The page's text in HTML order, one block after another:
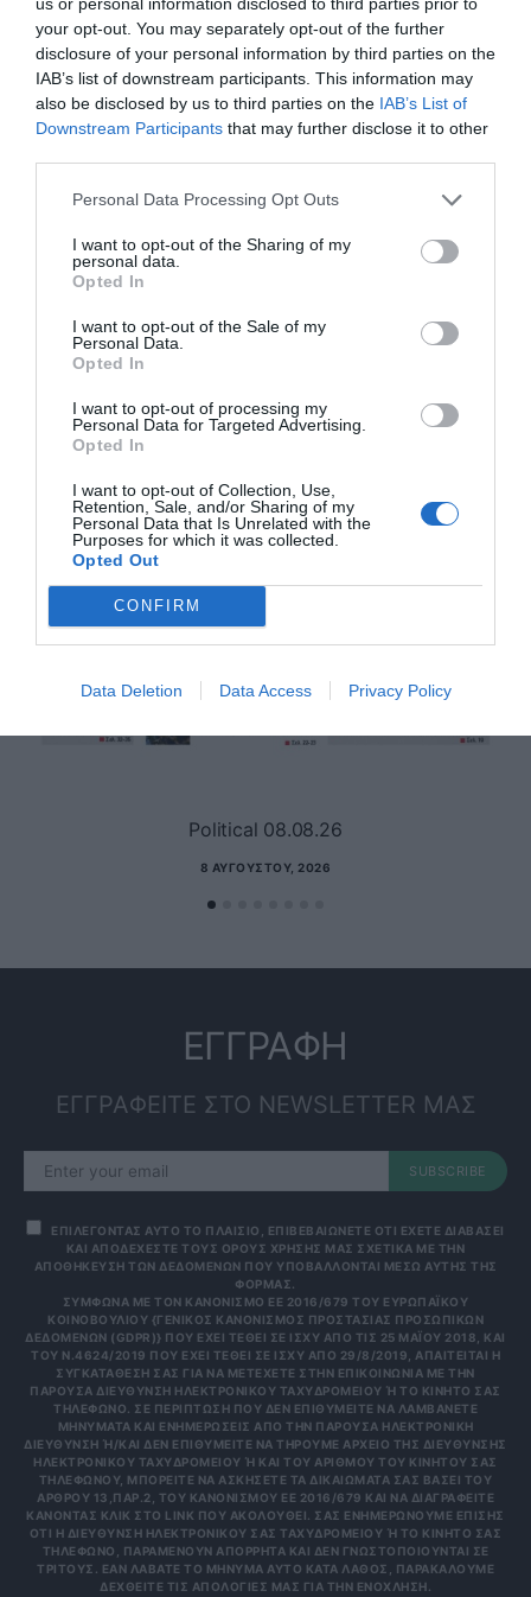
your opt-out. You may separately opt-out of the further
disclosure of your personal information by third parties on the
IAB’s list of downstream participants. This information may
also be disclosed by us to third parties on the IAB’s List of
Downstream Participants that may further disclose it to other
Personal Data Processing Opt Outs
I want to opt-out of the Sharing of my
personal data.
Opted In
I want to opt-out of the Sale of my
Personal Data.
Opted In
I want to opt-out of processing my
Personal Data for Targeted Advertising.
Opted In
I want to opt-out of Collection, Use,
Retention, Sale, and/or Sharing of my
Personal Data that Is Unrelated with the
Purposes for which it was collected.
Opted Out
CONFIRM
Data Deletion Data Access Privacy Policy
ΔΕΊΤΕ ΕΠΊΣΗΣ...
Political 08.08.26
8 ΑΥΓΟΎΣΤΟΥ, 2026
ΕΓΓΡΑΦΗ
ΕΓΓΡΑΦΕΙΤΕ ΣΤΟ NEWSLETTER ΜΑΣ
SUBSCRIBE
ΕΠΙΛΕΓΟΝΤΑΣ ΑΥΤΟ ΤΟ ΠΛΑΙΣΙΟ, ΕΠΙΒΕΒΑΙΩΝΕΤΕ ΟΤΙ ΕΧΕΤΕ ΔΙΑΒΑΣΕΙ
ΚΑΙ ΑΠΟΔΕΧΕΣΤΕ ΤΟΥΣ ΟΡΟΥΣ ΧΡΗΣΗΣ ΜΑΣ ΣΧΕΤΙΚΑ ΜΕ ΤΗΝ
ΑΠΟΘΗΚΕΥΣΗ ΤΩΝ ΔΕΔΟΜΕΝΩΝ ΠΟΥ ΥΠΟΒΑΛΛΟΝΤΑΙ ΜΕΣΩ ΑΥΤΗΣ ΤΗΣ
ΦΟΡΜΑΣ.
ΣΎΜΦΩΝΑ ΜΕ ΤΟΝ ΚΑΝΟΝΙΣΜΌ ΕΕ 2016/679 ΤΟΥ ΕΥΡΩΠΑΪΚΟΎ
ΚΟΙΝΟΒΟΥΛΊΟΥ {ΓΕΝΙΚΌΣ ΚΑΝΟΝΙΣΜΌΣ ΠΡΟΣΤΑΣΊΑΣ ΠΡΟΣΩΠΙΚΏΝ
ΔΕΔΟΜΈΝΩΝ (GDPR)} ΠΟΥ ΈΧΕΙ ΤΕΘΕΊ ΣΕ ΙΣΧΎ ΑΠΌ ΤΙΣ 25 ΜΑΪ́ΟΥ 2018, ΚΑΙ
ΤΟΥ Ν.4624/2019 ΠΟΥ ΈΧΕΙ ΤΕΘΕΊ ΣΕ ΙΣΧΎ ΑΠΌ 29/8/2019, ΑΠΑΙΤΕΊΤΑΙ Η
ΣΥΓΚΑΤΆΘΕΣΉ ΣΑΣ ΓΙΑ ΝΑ ΜΕΤΈΧΕΤΕ ΣΤΗΝ ΕΠΙΚΟΙΝΩΝΊΑ ΜΕ ΤΗΝ
ΠΑΡΟΎΣΑ ΔΙΕΎΘΥΝΣΗ ΗΛΕΚΤΡΟΝΙΚΟΎ ΤΑΧΥΔΡΟΜΕΊΟΥ Ή ΤΟ ΚΙΝΗΤΌ ΣΑΣ Τ
ΗΛΈΦΩΝΟ. ΣΕ ΠΕΡΊΠΤΩΣΗ ΠΟΥ ΔΕΝ ΕΠΙΘΥΜΕΊΤΕ ΝΑ ΛΑΜΒΆΝΕΤΕ Μ
ΗΝΎΜΑΤΑ ΚΑΙ ΕΝΗΜΕΡΏΣΕΙΣ ΑΠΌ ΤΗΝ ΠΑΡΟΎΣΑ ΗΛΕΚΤΡΟΝΙΚΉ Δ
ΙΕΎΘΥΝΣΗ Ή/ΚΑΙ ΔΕΝ ΕΠΙΘΥΜΕΊΤΕ ΝΑ ΤΗΡΟΎΜΕ ΑΡΧΕΊΟ ΤΗΣ ΔΙΕΎΘΥΝΣΗΣ ΗΛ
ΕΚΤΡΟΝΙΚΟΎ ΤΑΧΥΔΡΟΜΕΊΟΥ Ή ΚΑΙ ΤΟΥ ΑΡΙΘΜΟΎ ΤΟΥ ΚΙΝΗΤΟΎ ΣΑΣ ΤΗΛ
ΕΦΏΝΟΥ, ΜΠΟΡΕΊΤΕ ΝΑ ΑΣΚΉΣΕΤΕ ΤΑ ΔΙΚΑΙΏΜΑΤΆ ΣΑΣ ΒΆΣΕΙ ΤΟΥ ΆΡΘ
ΡΟΥ 13,ΠΑΡ.2, ΤΟΥ ΚΑΝΟΝΙΣΜΟΎ ΕΕ 2016/679 ΚΑΙ ΝΑ ΔΙΑΓΡΑΦΕΊΤΕ ΚΆΝ
ΟΝΤΑΣ ΚΛΙΚ ΣΤΟ LINK ΠΟΥ ΑΚΟΛΟΥΘΕΊ. ΣΑΣ ΕΝΗΜΕΡΏΝΟΥΜΕ ΕΠΊΣΗΣ ΌΤΙ
Η ΔΙΕΎΘΥΝΣΗ ΗΛΕΚΤΡΟΝΙΚΟΎ ΣΑΣ ΤΑΧΥΔΡΟΜΕΊΟΥ Ή ΤΟ ΚΙΝΗΤΌ ΣΑΣ ΤΗΛΈ
ΦΩΝΟ, ΠΑΡΑΜΈΝΟΥΝ ΑΠΌΡΡΗΤΑ ΚΑΙ ΔΕΝ ΓΝΩΣΤΟΠΟΙΟΎΝΤΑΙ ΣΕ ΤΡΊΤ
ΟΥΣ. ΕΆΝ ΛΆΒΑΤΕ ΤΟ ΜΉΝΥΜΑ ΑΥΤΌ ΚΑΤΆ ΛΆΘΟΣ, ΠΑΡΑΚΑΛΟΎΜΕ ΔΕΧΘ
ΕΊΤΕ ΤΙΣ ΑΠΟΛΟΓΊΕΣ ΜΑΣ ΓΙΑ ΤΗΝ ΕΝΌΧΛΗΣΗ.